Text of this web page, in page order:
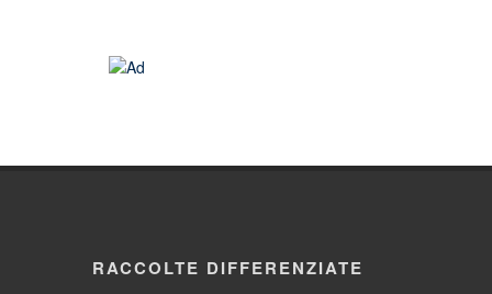
RACCOLTE DIFFERENZIATE